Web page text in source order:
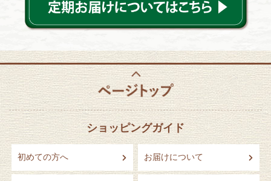
ショッピングガイド
初めての方へ お届けについて